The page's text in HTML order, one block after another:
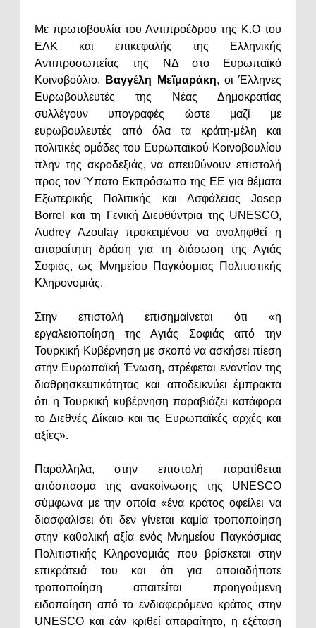
Με πρωτοβουλία του Αντιπροέδρου της Κ.Ο του
ΕΛΚ και επικεφαλής της Ελληνικής
Αντιπροσωπείας της ΝΔ στο Ευρωπαϊκό
Κοινοβούλιο,
Βαγγέλη Μεϊμαράκη, οι Έλληνες
Ευρωβουλευτές της Νέας Δημοκρατίας
συλλέγουν υπογραφές ώστε μαζί με
ευρωβουλευτές από όλα τα κράτη-μέλη και
πολιτικές ομάδες του Ευρωπαϊκού Κοινοβουλίου
πλην της ακροδεξιάς, να απευθύνουν επιστολή
προς τον Ύπατο Εκπρόσωπο της ΕΕ για θέματα
Εξωτερικής Πολιτικής και Ασφάλειας Josep
Borrel και τη Γενική Διευθύντρια της UNESCO,
Audrey Azoulay προκειμένου να αναληφθεί η
απαραίτητη δράση για τη διάσωση της Αγιάς
Σοφιάς, ως Μνημείου Παγκόσμιας Πολιτιστικής
Κληρονομιάς.
Στην επιστολή επισημαίνεται ότι «η
εργαλειοποίηση της Αγιάς Σοφιάς από την
Τουρκική Κυβέρνηση με σκοπό να ασκήσει πίεση
στην Ευρωπαϊκή Ένωση, στρέφεται εναντίον της
διαθρησκευτικότητας και αποδεικνύει έμπρακτα
ότι η Τουρκική κυβέρνηση παραβιάζει κατάφορα
το Διεθνές Δίκαιο και τις Ευρωπαϊκές αρχές και
αξίες».
Παράλληλα, στην επιστολή παρατίθεται
απόσπασμα της ανακοίνωσης της UNESCO
σύμφωνα με την οποία «ένα κράτος οφείλει να
διασφαλίσει ότι δεν γίνεται καμία τροποποίηση
στην καθολική αξία ενός Μνημείου Παγκόσμιας
Πολιτιστικής Κληρονομιάς που βρίσκεται στην
επικράτειά του και ότι για οποιαδήποτε
τροποποίηση απαιτείται προηγούμενη
ειδοποίηση από το ενδιαφερόμενο κράτος στην
UNESCO και εάν κριθεί απαραίτητο, η εξέταση